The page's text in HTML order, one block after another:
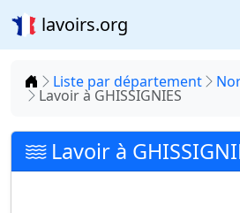
lavoirs.org
Accueil
Liste par département
Lavoir à GHISSIGNIES
Lavoir à